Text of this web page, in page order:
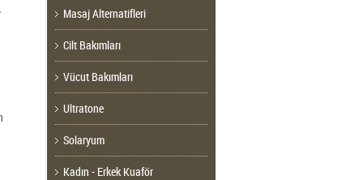
Masaj Alternatifleri
Cilt Bakımları
Vücut Bakımları
Ultratone
Solaryum
Kadın - Erkek Kuaför